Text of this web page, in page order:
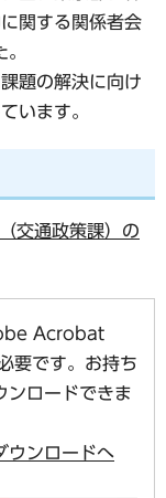
関する関係者会
題の解決に向け
います。
交通政策課）の
Acrobat
要です。お持ち
ロードできま
ンロードへ